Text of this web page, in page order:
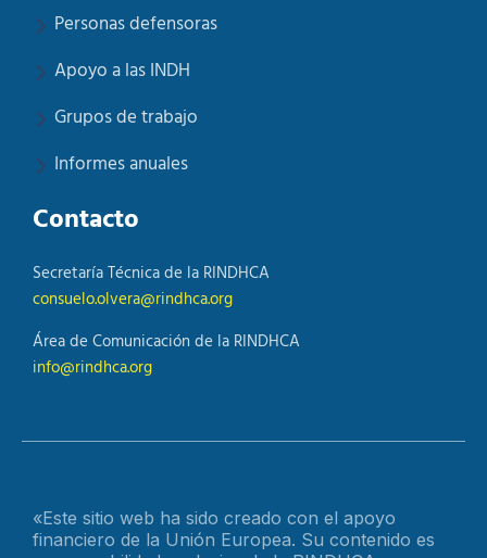
Personas defensoras
Apoyo a las INDH
Grupos de trabajo
Informes anuales
Contacto
Secretaría Técnica de la RINDHCA
consuelo.olvera@rindhca.org
Área de Comunicación de la RINDHCA
info@rindhca.org
«Este sitio web ha sido creado con el apoyo
financiero de la Unión Europea. Su contenido es